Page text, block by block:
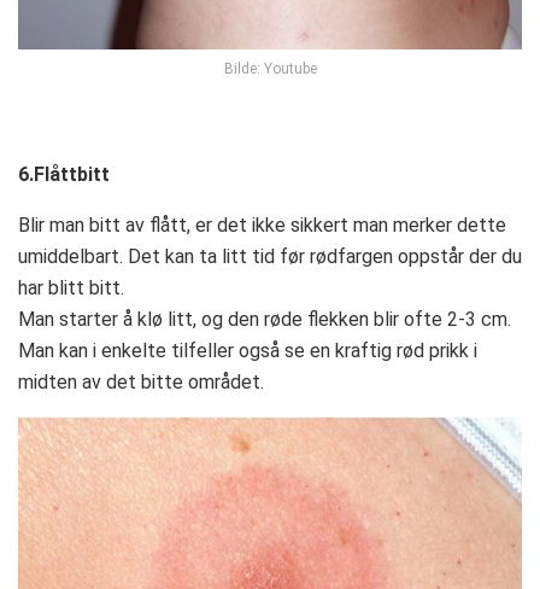
Bilde: Youtube
6.Flåttbitt
Blir man bitt av flått, er det ikke sikkert man merker dette
umiddelbart. Det kan ta litt tid før rødfargen oppstår der du
har blitt bitt.
Man starter å klø litt, og den røde flekken blir ofte 2-3 cm.
Man kan i enkelte tilfeller også se en kraftig rød prikk i
midten av det bitte området.